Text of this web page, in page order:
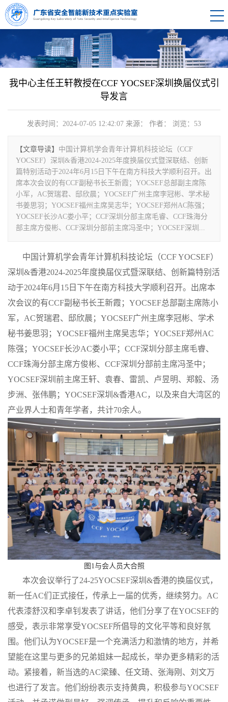
我中心主任王轩教授在CCF YOCSEF深圳换届仪式引
导发言
发表时间：2024-07-05 12:42:07 来源： 作者： 浏览： 53
【文章导读】 中国计算机学会青年计算机科技论坛（CCF
YOCSEF）深圳&香港2024-2025年度换届仪式暨深联结、创新
篇特别活动于2024年6月15日下午在南方科技大学顺利召开。出
席本次会议的有CCF副秘书长王新霞；YOCSEF总部副主席陈
小军，AC贺瑞君、邸欣晨；YOCSEF广州主席李冠彬、学术秘
书姜思羽；YOCSEF福州主席吴志华；YOCSEF郑州AC陈强；
YOCSEF长沙AC娄小平；CCF深圳分部主席毛睿、CCF珠海分
部主席方俊彬、CCF深圳分部前主席冯圣中；YOCSEF深圳...
中国计算机学会青年计算机科技论坛（CCF YOCSEF）
深圳&香港2024-2025年度换届仪式暨深联结、创新篇特别活
动于2024年6月15日下午在南方科技大学顺利召开。出席本
次会议的有CCF副秘书长王新霞；YOCSEF总部副主席陈小
军，AC贺瑞君、邸欣晨；YOCSEF广州主席李冠彬、学术
秘书姜思羽；YOCSEF福州主席吴志华；YOCSEF郑州AC
陈强；YOCSEF长沙AC娄小平；CCF深圳分部主席毛睿、
CCF珠海分部主席方俊彬、CCF深圳分部前主席冯圣中；
YOCSEF深圳前主席王轩、袁春、雷凯、卢昱明、郑毅、汤
步洲、张伟鹏；YOCSEF深圳&香港AC，以及来自大湾区的
产业界人士和青年学者，共计70余人。
图1 与会人员大合照
本次会议举行了24-25YOCSEF深圳&香港的换届仪式，
新一任AC们正式接任，传承上一届的优秀，继续努力。AC
代表漆舒汉和李卓钊发表了讲话，他们分享了在YOCSEF的
感受，表示非常享受YOCSEF所倡导的文化平等和良好氛
围。他们认为YOCSEF是一个充满活力和激情的地方，并希
望能在这里与更多的兄弟姐妹一起成长，举办更多精彩的活
动。紧接着，新当选的AC梁臻、任文琦、张海刚、刘文万
也进行了发言。他们纷纷表示支持黄典，积极参与YOCSEF